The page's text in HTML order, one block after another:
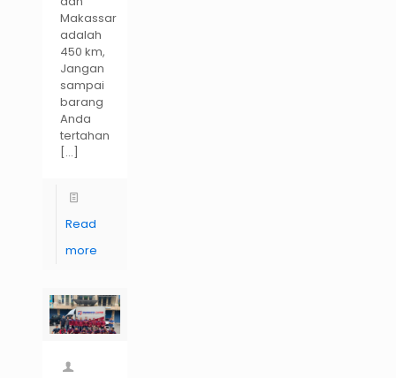
Makassar
adalah
450 km,
Jangan
sampai
barang
Anda
tertahan
[…]
Read
more